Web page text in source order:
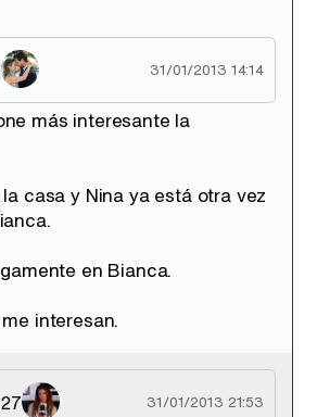
31/01/2013 14:14
más interesante la
casa y Nina ya está otra vez
en Bianca.
interesan.
31/01/2013 21:53